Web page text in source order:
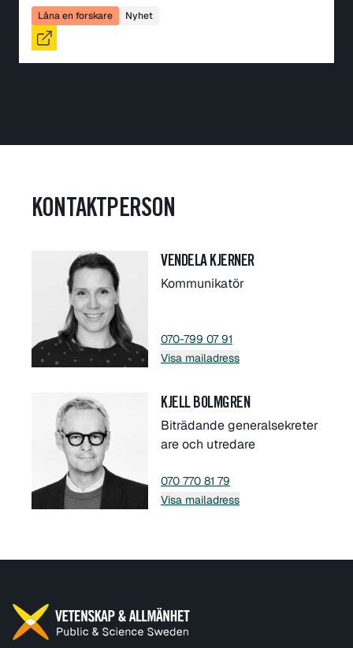
Låna en forskare Nyhet
KONTAKTPERSON
VENDELA KJERNER
Kommunikatör
070-799 07 91
Visa mailadress
KJELL BOLMGREN
Biträdande generalsekreter
are och utredare
070 770 81 79
Visa mailadress